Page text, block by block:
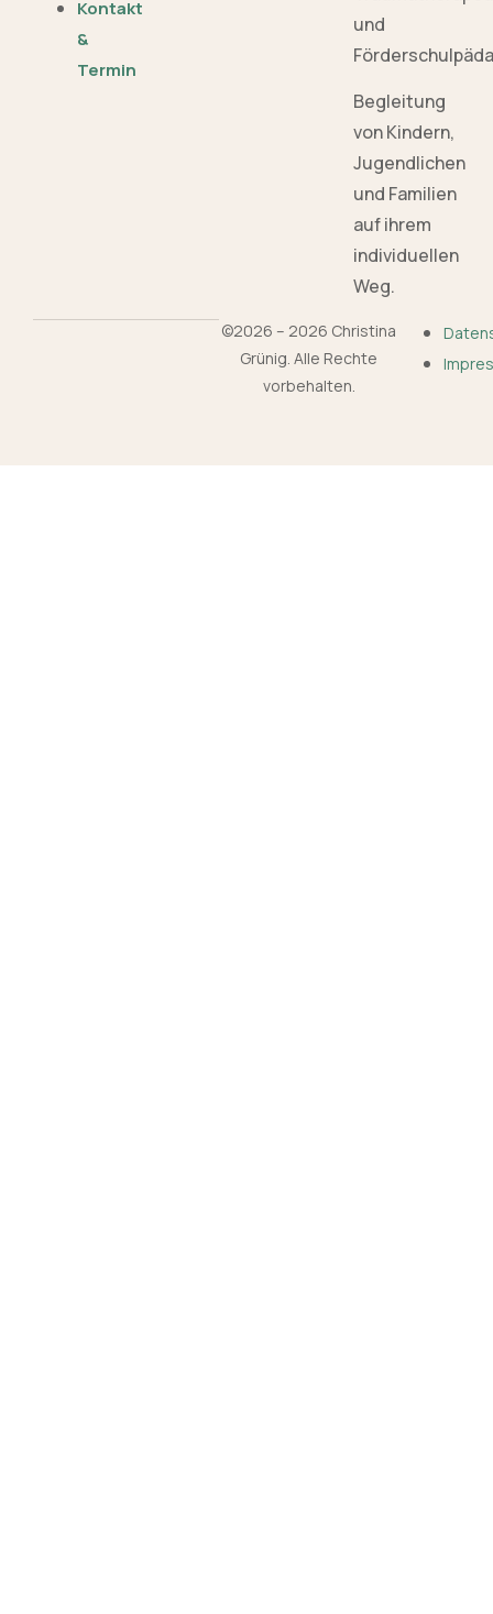
Kontakt
&
Termin
und
Begleitung
von Kindern,
Jugendlichen
und Familien
auf ihrem
individuellen
Weg.
©2026 – 2026 Christina
Grünig. Alle Rechte
vorbehalten.